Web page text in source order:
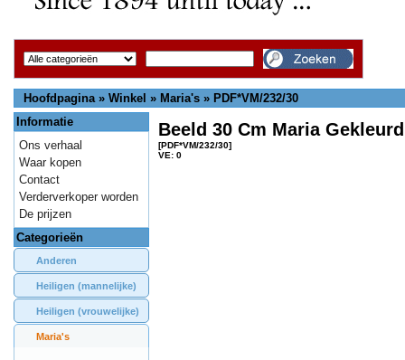
Hoofdpagina» Winkel » Maria's » PDF*VM/232/30
Beeld 30 Cm Maria Gekleurd
[PDF*VM/232/30]
VE: 0
Informatie
Ons verhaal
Waar kopen
Contact
Verderverkoper worden
De prijzen
Categorieën
Anderen
Heiligen (mannelijke)
Heiligen (vrouwelijke)
Maria's